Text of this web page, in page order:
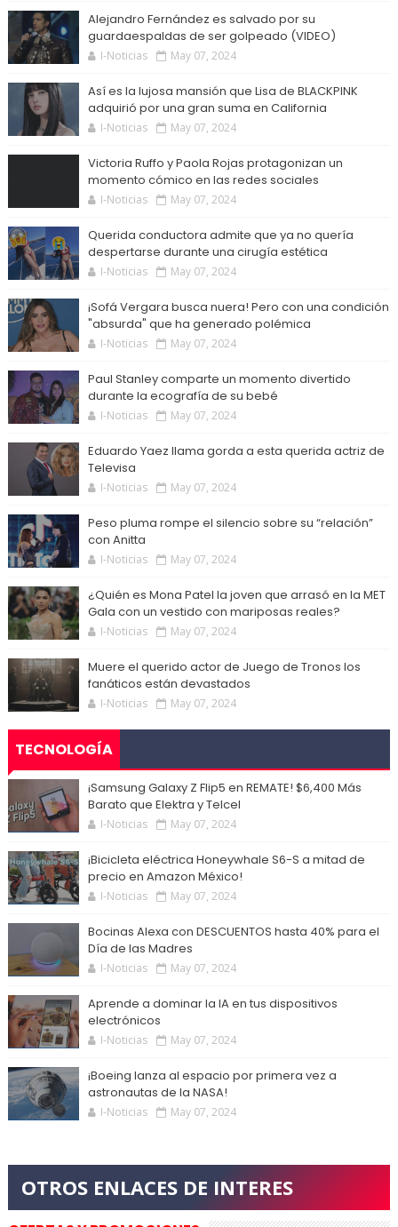
Alejandro Fernández es salvado por su
guardaespaldas de ser golpeado (VIDEO)
I-Noticias May 07, 2024
Así es la lujosa mansión que Lisa de BLACKPINK
adquirió por una gran suma en California
I-Noticias May 07, 2024
Victoria Ruffo y Paola Rojas protagonizan un
momento cómico en las redes sociales
I-Noticias May 07, 2024
Querida conductora admite que ya no quería
despertarse durante una cirugía estética
I-Noticias May 07, 2024
¡Sofá Vergara busca nuera! Pero con una condición
"absurda" que ha generado polémica
I-Noticias May 07, 2024
Paul Stanley comparte un momento divertido
durante la ecografía de su bebé
I-Noticias May 07, 2024
Eduardo Yaez llama gorda a esta querida actriz de
Televisa
I-Noticias May 07, 2024
Peso pluma rompe el silencio sobre su “relación”
con Anitta
I-Noticias May 07, 2024
¿Quién es Mona Patel la joven que arrasó en la MET
Gala con un vestido con mariposas reales?
I-Noticias May 07, 2024
Muere el querido actor de Juego de Tronos los
fanáticos están devastados
I-Noticias May 07, 2024
TECNOLOGÍA
¡Samsung Galaxy Z Flip5 en REMATE! $6,400 Más
Barato que Elektra y Telcel
I-Noticias May 07, 2024
¡Bicicleta eléctrica Honeywhale S6-S a mitad de
precio en Amazon México!
I-Noticias May 07, 2024
Bocinas Alexa con DESCUENTOS hasta 40% para el
Día de las Madres
I-Noticias May 07, 2024
Aprende a dominar la IA en tus dispositivos
electrónicos
I-Noticias May 07, 2024
¡Boeing lanza al espacio por primera vez a
astronautas de la NASA!
I-Noticias May 07, 2024